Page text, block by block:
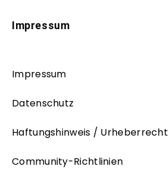
Impressum
Impressum
Datenschutz
Haftungshinweis / Urheberrecht
Community-Richtlinien